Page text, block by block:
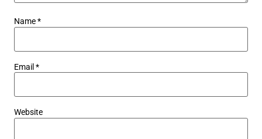
Name*
Email *
Website